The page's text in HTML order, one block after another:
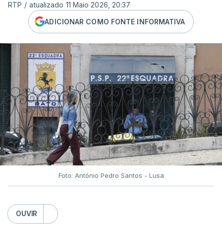
RTP / atualizado 11 Maio 2026, 20:37
ADICIONAR COMO FONTE INFORMATIVA
Foto: António Pedro Santos - Lusa
OUVIR